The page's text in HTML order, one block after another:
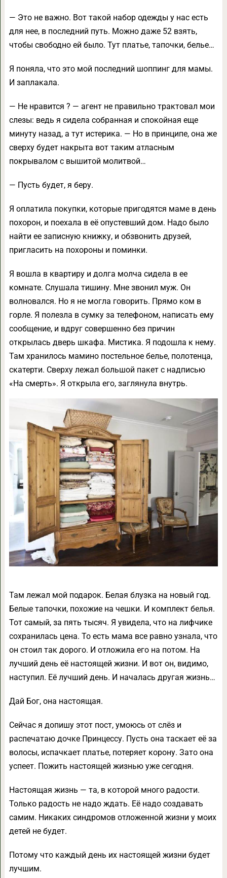
— Это не важно. Вот такой набор одежды у нас есть
для нее, в последний путь. Можно даже 52 взять,
чтобы свободно ей было. Тут платье, тапочки, белье…
Я поняла, что это мой последний шоппинг для мамы.
И заплакала.
— Не нравится ? — агент не правильно трактовал мои
слезы: ведь я сидела собранная и спокойная еще
минуту назад, а тут истерика. — Но в принципе, она же
сверху будет накрыта вот таким атласным
покрывалом с вышитой молитвой…
— Пусть будет, я беру.
Я оплатила покупки, которые пригодятся маме в день
похорон, и поехала в её опустевший дом. Надо было
найти ее записную книжку, и обзвонить друзей,
пригласить на похороны и поминки.
Я вошла в квартиру и долга молча сидела в ее
комнате. Слушала тишину. Мне звонил муж. Он
волновался. Но я не могла говорить. Прямо ком в
горле. Я полезла в сумку за телефоном, написать ему
сообщение, и вдруг совершенно без причин
открылась дверь шкафа. Мистика. Я подошла к нему.
Там хранилось мамино постельное белье, полотенца,
скатерти. Сверху лежал большой пакет с надписью
«На смерть». Я открыла его, заглянула внутрь.
Там лежал мой подарок. Белая блузка на новый год.
Белые тапочки, похожие на чешки. И комплект белья.
Тот самый, за пять тысяч. Я увидела, что на лифчике
сохранилась цена. То есть мама все равно узнала, что
он стоил так дорого. И отложила его на потом. На
лучший день её настоящей жизни. И вот он, видимо,
наступил. Её лучший день. И началась другая жизнь…
Дай Бог, она настоящая.
Сейчас я допишу этот пост, умоюсь от слёз и
распечатаю дочке Принцессу. Пусть она таскает её за
волосы, испачкает платье, потеряет корону. Зато она
успеет. Пожить настоящей жизнью уже сегодня.
Настоящая жизнь — та, в которой много радости.
Только радость не надо ждать. Её надо создавать
самим. Никаких синдромов отложенной жизни у моих
детей не будет.
Потому что каждый день их настоящей жизни будет
лучшим.